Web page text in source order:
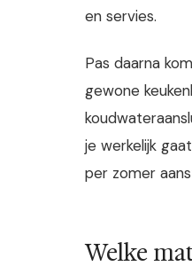
en servies.
Pas daarna
gewone
je werkelijk
per zomer
Welke